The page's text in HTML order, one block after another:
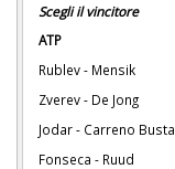
Scegli il vincitore
ATP
Rublev - Mensik
Zverev - De Jong
Jodar - Carreno Busta
Fonseca - Ruud